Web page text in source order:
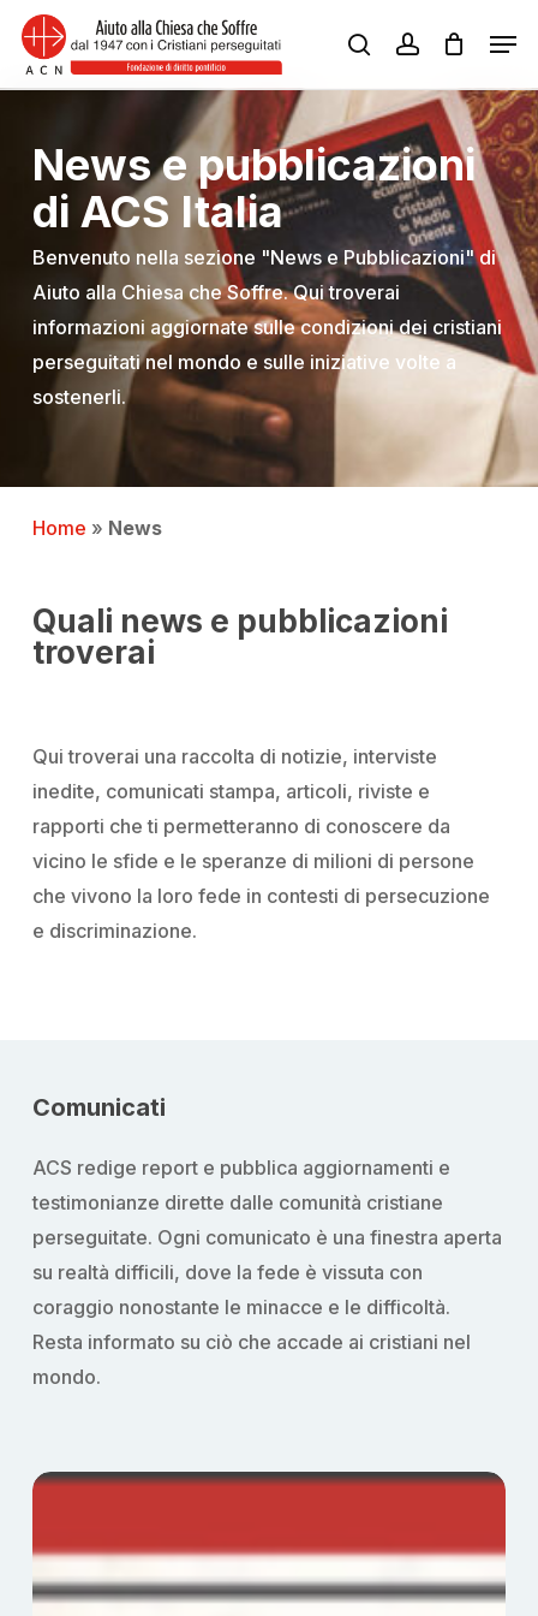
Skip
main
searchaccount
News e pubblicazioni
di ACS Italia
Benvenuto nella sezione "News e Pubblicazioni" di
Aiuto alla Chiesa che Soffre. Qui troverai
informazioni aggiornate sulle condizioni dei cristiani
perseguitati nel mondo e sulle iniziative volte a
sostenerli.
Home » News
Quali news e pubblicazioni
troverai
Qui troverai una raccolta di notizie, interviste
inedite, comunicati stampa, articoli, riviste e
rapporti che ti permetteranno di conoscere da
vicino le sfide e le speranze di milioni di persone
che vivono la loro fede in contesti di persecuzione
e discriminazione.
Comunicati
ACS redige report e pubblica aggiornamenti e
testimonianze dirette dalle comunità cristiane
perseguitate. Ogni comunicato è una finestra aperta
su realtà difficili, dove la fede è vissuta con
coraggio nonostante le minacce e le difficoltà.
Resta informato su ciò che accade ai cristiani nel
mondo.
Eco
5:
la
Menu